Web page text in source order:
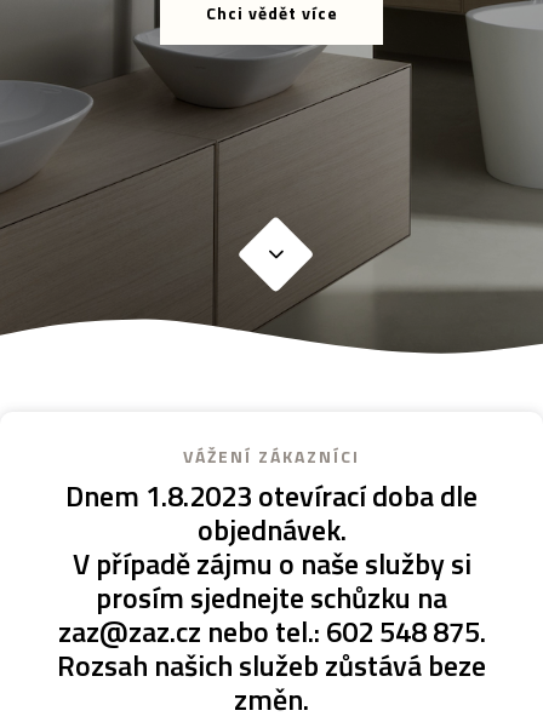
Chci vědět více
VÁŽENÍ ZÁKAZNÍCI
Dnem 1.8.2023otevíracídobadle
objednávek.
V případězájmu o našeslužbysi
prosímsjednejteschůzku na
zaz@zaz.cz nebotel.:602548875.
Rozsah našichslužebzůstávábeze
změn.